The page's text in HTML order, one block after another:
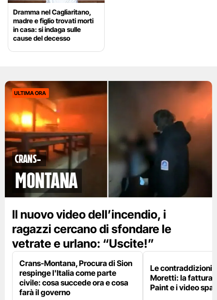
Dramma nel Cagliaritano,
madre e figlio trovati morti
in casa: si indaga sulle
cause del decesso
ULTIMA ORA
Crans-
Montana
Il nuovo video dell’incendio, i
ragazzi cercano di sfondare le
vetrate e urlano: “Uscite!”
Crans-Montana, Procura di Sion
respinge l'Italia come parte
civile: cosa succede ora e cosa
farà il governo
Le contraddizioni
Moretti: la fattura
Paint e i video